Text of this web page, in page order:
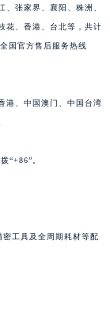
、张家界、襄阳、株洲、
花、香港、台北等，共计
国官方售后服务热线
港、中国澳门、中国台湾
“+86”。
工具及全周期耗材等配